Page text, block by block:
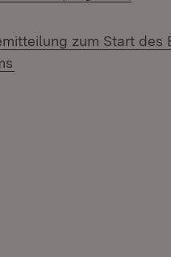
zum Start des